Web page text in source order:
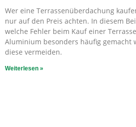
Wer eine Terrassenüberdachung
nur auf den Preis achten. In diesem
welche Fehler beim Kauf einer
Aluminium besonders häufig gemacht
diese vermeiden.
Weiterlesen »